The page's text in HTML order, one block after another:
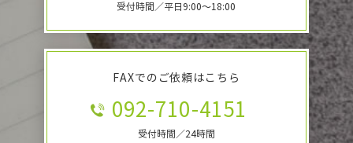
受付時間／平日9:00～18:00
FAXでのご依頼はこちら
092-710-4151
受付時間／24時間